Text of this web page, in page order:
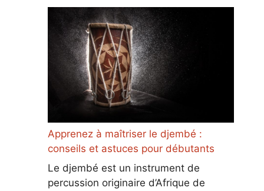
Apprenez à maîtriser le djembé :
conseils et astuces pour débutants
Le djembé est un instrument de
percussion originaire d’Afrique de